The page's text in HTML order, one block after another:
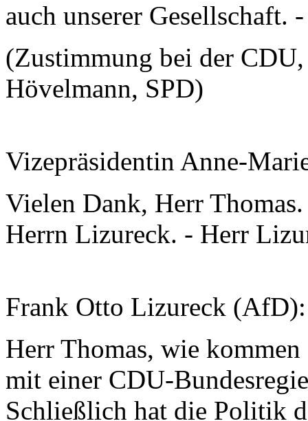
auch unserer Gesellschaft.
(Zustimmung bei der
Hövelmann, SPD)
Vizepräsidentin Anne-
Vielen Dank, Herr
Herrn Lizureck. - Herr
Frank Otto Lizureck (AfD):
Herr Thomas, wie
mit einer CDU-
Schließlich hat die Politik